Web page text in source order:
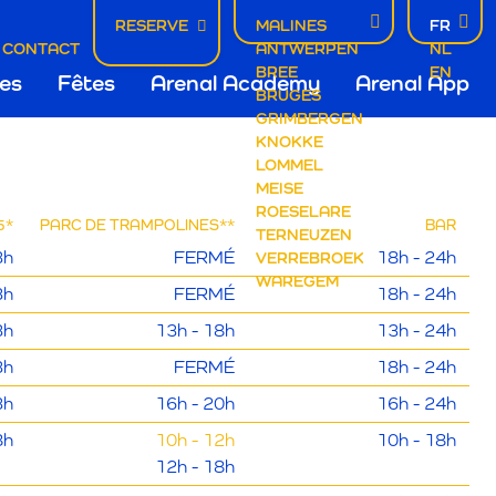
CONTACT
RESERVE
ANTWERPEN
BREE
BRUGES
GRIMBERGEN
KNOKKE
LOMMEL
MALINES
MEISE
ROESELARE
TERNEUZEN
VERREBROEK
WAREGEM
NL
FR
EN
Fêtes Arenal Academy Arenal App
* PARC DE TRAMPOLINES** BAR
FERMÉ
18h - 24h
FERMÉ
18h - 24h
13h - 18h
13h - 24h
FERMÉ
18h - 24h
16h - 20h
16h - 24h
10h - 12h
12h - 18h
10h - 18h